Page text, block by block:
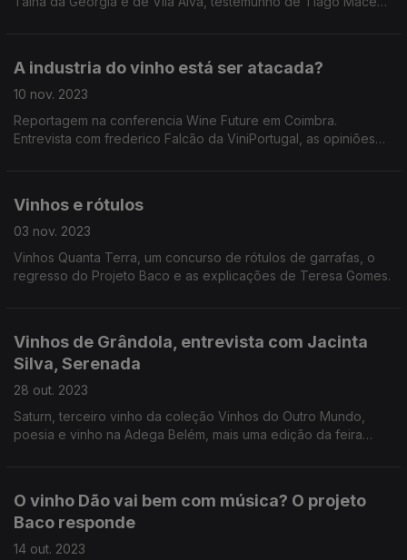
A industria do vinho está ser atacada?
10 nov. 2023
Reportagem na conferencia Wine Future em Coimbra.
Entrevista com frederico Falcão da ViniPortugal, as opiniões
Vinhos e rótulos
03 nov. 2023
Vinhos Quanta Terra, um concurso de rótulos de garrafas, o
regresso do Projeto Baco e as explicações de Teresa Gomes.
Vinhos de Grândola, entrevista com Jacinta
Silva, Serenada
28 out. 2023
Saturn, terceiro vinho da coleção Vinhos do Outro Mundo,
poesia e vinho na Adega Belém, mais uma edição da feira
O vinho Dão vai bem com música? O projeto
Baco responde
14 out. 2023